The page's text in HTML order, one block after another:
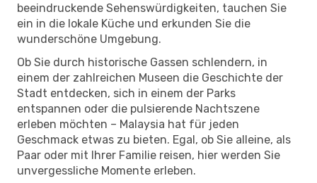
beeindruckende Sehenswürdigkeiten, tauchen Sie
ein in die lokale Küche und erkunden Sie die
wunderschöne Umgebung.
Ob Sie durch historische Gassen schlendern, in
einem der zahlreichen Museen die Geschichte der
Stadt entdecken, sich in einem der Parks
entspannen oder die pulsierende Nachtszene
erleben möchten – Malaysia hat für jeden
Geschmack etwas zu bieten. Egal, ob Sie alleine, als
Paar oder mit Ihrer Familie reisen, hier werden Sie
unvergessliche Momente erleben.